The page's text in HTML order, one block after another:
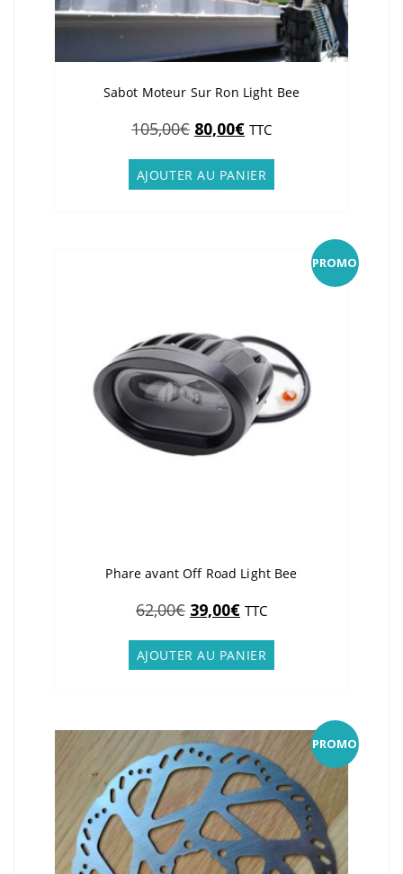
Sabot Moteur Sur Ron Light Bee
105,00€ Le
initial
était :
80,00€Le
actuel
est :
TTC
AJOUTER AU PANIER
PROMO
Phare avant Off Road Light Bee
62,00€ Le
initial
était :
39,00€Le
actuel
est :
TTC
AJOUTER AU PANIER
PROMO